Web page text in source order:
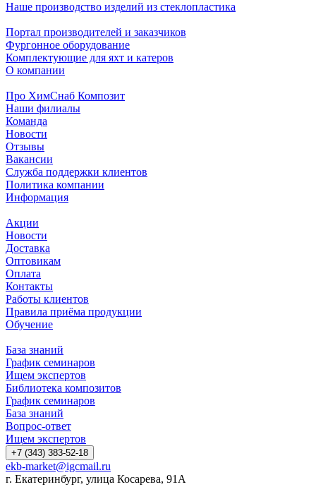
Наше производство изделий из стеклопластика
Портал производителей и заказчиков
Фургонное оборудование
Комплектующие для яхт и катеров
О компании
Про ХимСнаб Композит
Наши филиалы
Команда
Новости
Отзывы
Вакансии
Служба поддержки клиентов
Политика компании
Информация
Акции
Новости
Доставка
Оптовикам
Оплата
Контакты
Работы клиентов
Правила приёма продукции
Обучение
База знаний
График семинаров
Ищем экспертов
Библиотека композитов
График семинаров
База знаний
Вопрос-ответ
Ищем экспертов
+7 (343) 383-52-18
ekb-market@igcmail.ru
г. Екатеринбург, улица Косарева, 91А